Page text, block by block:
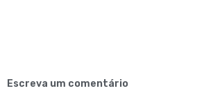
Escreva um comentário